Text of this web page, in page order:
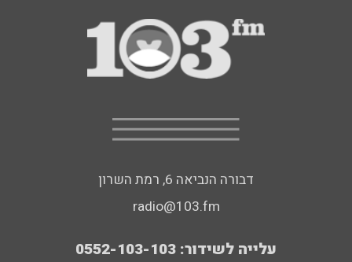
דבורה הנביאה 6, רמת השרון
radio@103.fm
עלייה לשידור: 0552-103-103